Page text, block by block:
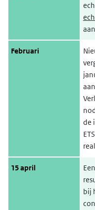
Februari
de
15 april
bij